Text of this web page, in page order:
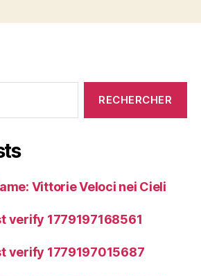
Vittorie Veloci nei Cieli
verify 1779197168561
verify 1779197015687